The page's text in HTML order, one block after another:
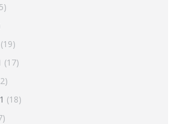
(19)
(17)
(18)